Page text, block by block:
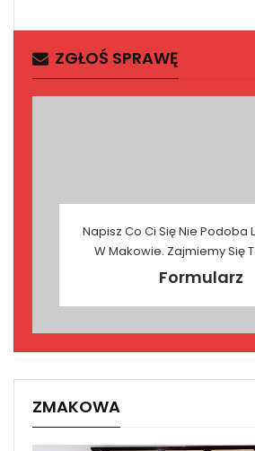
ZGŁOŚ SPRAWĘ
Napisz Co Ci Się Nie Podoba
W Makowie. Zajmiemy Się
Formularz
ZMAKOWA